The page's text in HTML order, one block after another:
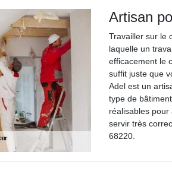
Artisan
Travailler sur le
laquelle un
efficacement le
suffit juste que
Adel est un
type de
réalisables
servir très
68220.